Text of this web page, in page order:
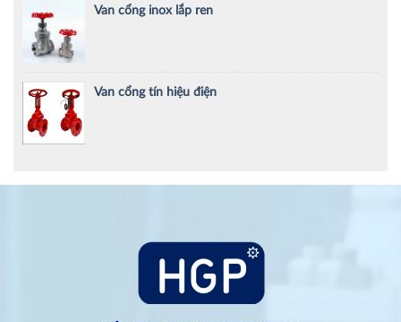
Van cổng inox lắp ren
Van cổng tín hiệu điện